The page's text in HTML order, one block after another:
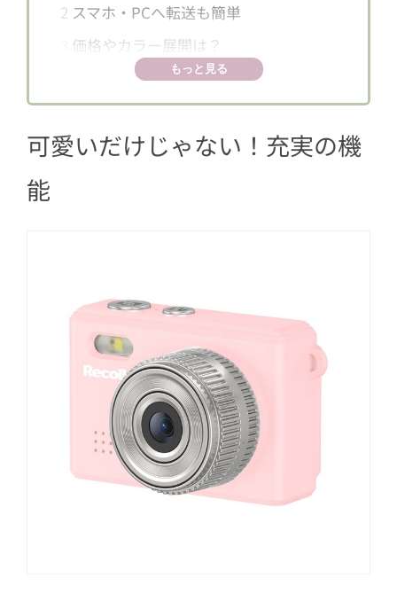
2 スマホ・PCへ転送も簡単
価格やカラー展開は？
もっと見る
可愛いだけじゃない！充実の機
能